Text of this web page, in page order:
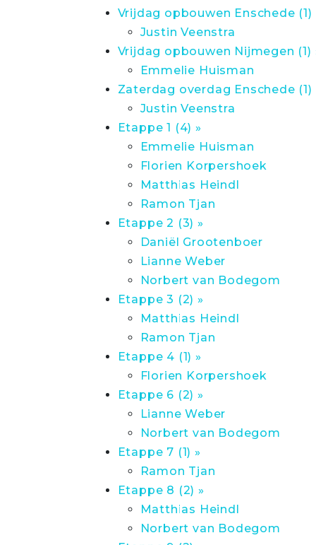
Vrijdag opbouwen Enschede (1)
Justin Veenstra
Vrijdag opbouwen Nijmegen (1)
Emmelie Huisman
Zaterdag overdag Enschede (1)
Justin Veenstra
Etappe 1 (4) »
Emmelie Huisman
Florien Korpershoek
Matthias Heindl
Ramon Tjan
Etappe 2 (3) »
Daniël Grootenboer
Lianne Weber
Norbert van Bodegom
Etappe 3 (2) »
Matthias Heindl
Ramon Tjan
Etappe 4 (1) »
Florien Korpershoek
Etappe 6 (2) »
Lianne Weber
Norbert van Bodegom
Etappe 7 (1) »
Ramon Tjan
Etappe 8 (2) »
Matthias Heindl
Norbert van Bodegom